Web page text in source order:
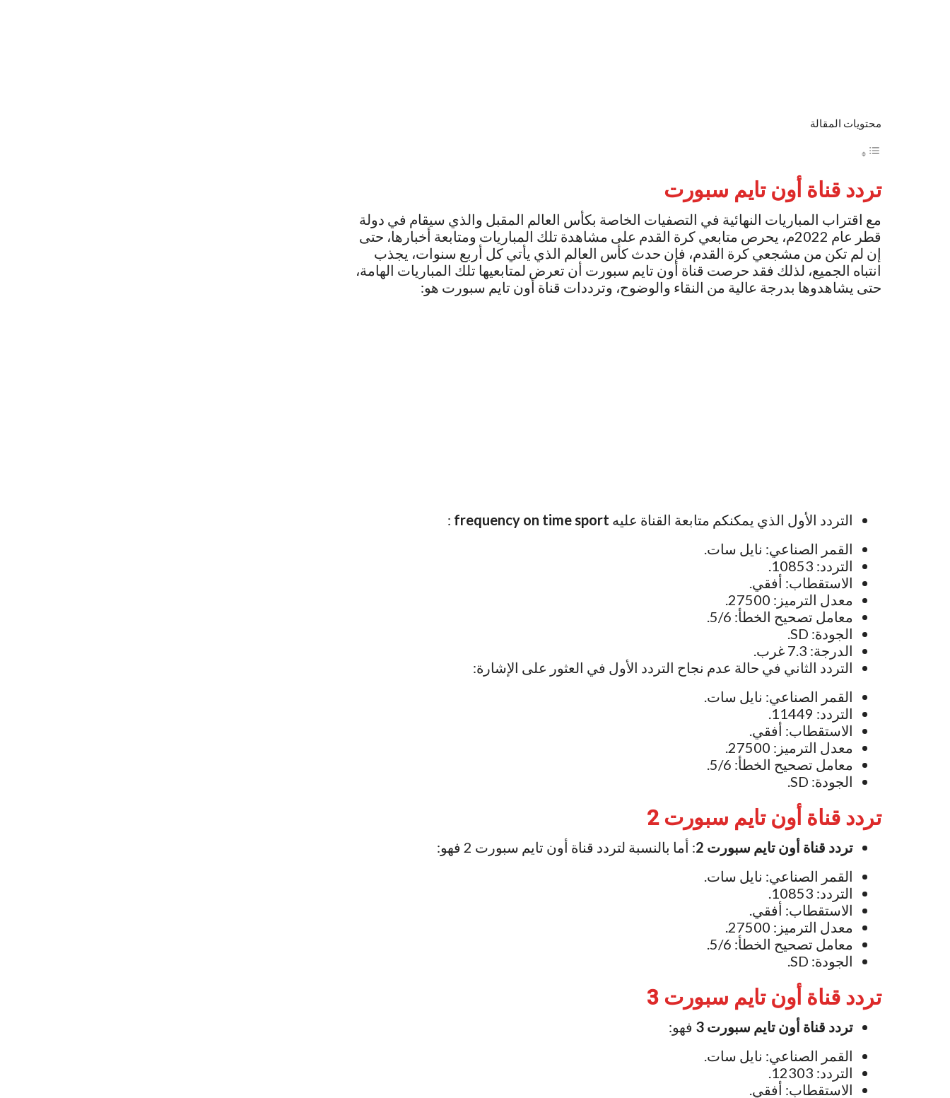
محتويات المقالة
تردد قناة أون تايم سبورت
مع اقتراب المباريات النهائية في التصفيات الخاصة بكأس العالم المقبل والذي سيقام في دولة
قطر عام 2022م، يحرص متابعي كرة القدم على مشاهدة تلك المباريات ومتابعة أخبارها، حتى
إن لم تكن من مشجعي كرة القدم، فإن حدث كأس العالم الذي يأتي كل أربع سنوات، يجذب
انتباه الجميع، لذلك فقد حرصت قناة أون تايم سبورت أن تعرض لمتابعيها تلك المباريات الهامة،
حتى يشاهدوها بدرجة عالية من النقاء والوضوح، وترددات قناة أون تايم سبورت هو:
التردد الأول الذي يمكنكم متابعة القناة عليه frequency on time sport
:
القمر الصناعي: نايل سات.
التردد: 10853.
الاستقطاب: أفقي.
معدل الترميز: 27500.
معامل تصحيح الخطأ: 5/6.
الجودة: SD.
الدرجة: 7.3 غرب.
التردد الثاني في حالة عدم نجاح التردد الأول في العثور على الإشارة:
القمر الصناعي: نايل سات.
التردد: 11449.
الاستقطاب: أفقي.
معدل الترميز: 27500.
معامل تصحيح الخطأ: 5/6.
الجودة: SD.
تردد قناة أون تايم سبورت 2
تردد قناة أون تايم سبورت 2
: أما بالنسبة لتردد قناة أون تايم سبورت 2 فهو:
القمر الصناعي: نايل سات.
التردد: 10853.
الاستقطاب: أفقي.
معدل الترميز: 27500.
معامل تصحيح الخطأ: 5/6.
الجودة: SD.
تردد قناة أون تايم سبورت 3
تردد قناة أون تايم سبورت 3
فهو:
القمر الصناعي: نايل سات.
التردد: 12303.
الاستقطاب: أفقي.